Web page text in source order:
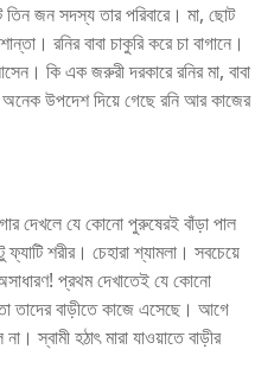
জন সদস্য তার পরিবারে। মা, ছোট
রনির বাবা চাকুরি করে চা বাগানে।
কি এক জরুরী দরকারে রনির মা, বাবা
উপদেশ দিয়ে গেছে রনি আর কাজের
দেখলে যে কোনো পুরুষেরই বাঁড়া পাল
শরীর। চেহারা শ্যামলা। সবচেয়ে
প্রথম দেখাতেই যে কোনো
তাদের বাড়ীতে কাজে এসেছে। আগে
স্বামী হঠাৎ মারা যাওয়াতে বাড়ীর